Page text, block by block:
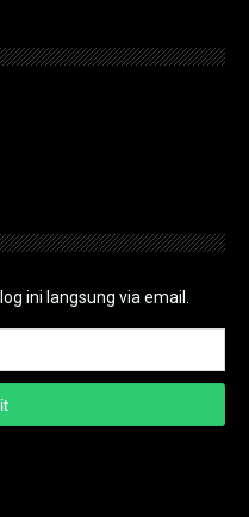
ini langsung via email.